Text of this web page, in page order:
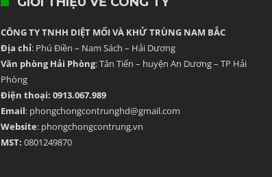
CÔNG TY TNHH DIỆT MỐI VÀ KHỬ TRÙNG NAM BẮC
Địa chỉ: Phú Điền – Nam Sách – Hải Dương
Văn phòng Hải Phòng: Tân Tiến – huyện An Dương – TP Hải
Phòng
Điện thoại: 0913.067.989
Email: phongchongcontrunghd@gmail.com
Website: phongchongcontrung.vn
MST: 0801249870